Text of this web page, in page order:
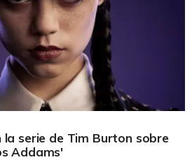
la serie de Tim Burton sobre
Addams'